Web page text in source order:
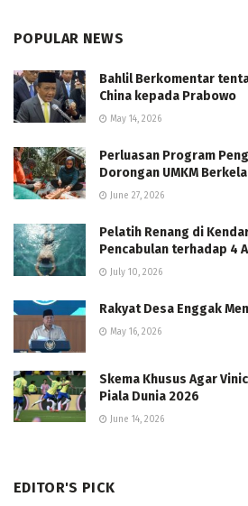
POPULAR NEWS
Bahlil Berkomentar
China kepada Prabowo
May 14, 2026
Perluasan Program
Dorongan UMKM
June 27, 2026
Pelatih Renang di
Pencabulan terhadap 4
July 10, 2026
Rakyat Desa Enggak
May 16, 2026
Skema Khusus Agar
Piala Dunia 2026
June 14, 2026
EDITOR'S PICK